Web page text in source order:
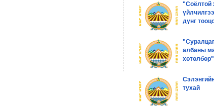
"Соёлтой
дүнг
албаны
тухай